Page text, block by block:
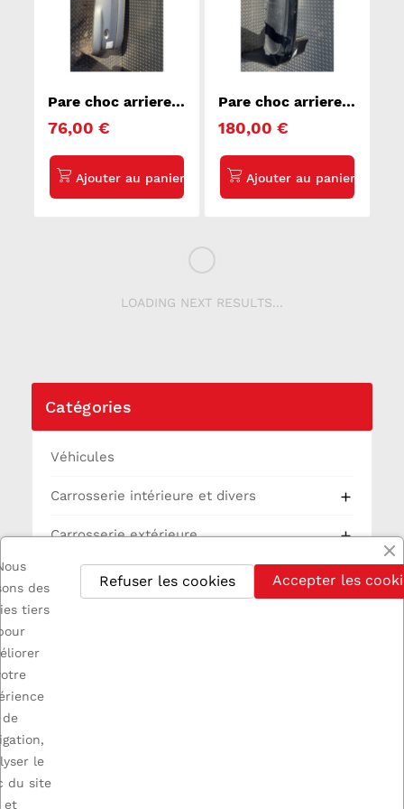
Pare choc arriere
76,00 €
Pare choc arriere
PASSAT 5
180,00 €
LOADING NEXT RESULTS...
Catégories
Véhicules
Carrosserie intérieure et divers 
Carrosserie extérieure 
Petite mécanique 
des
tiers
de
le
du site
et
Accepter les
Refuser les cookies